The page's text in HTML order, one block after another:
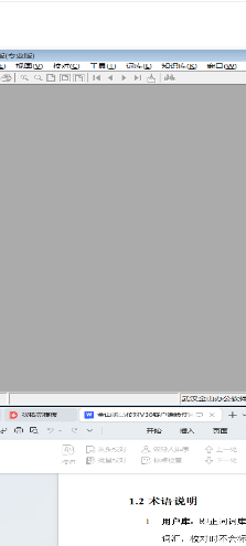
：软件客户端截图和官方截图